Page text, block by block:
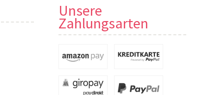
Unsere
Zahlungsarten